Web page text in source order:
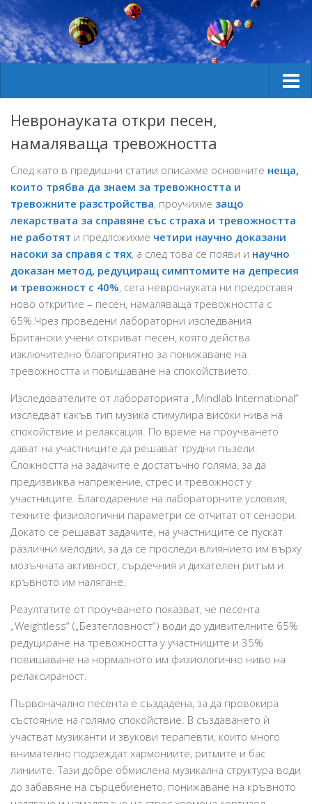
Принципи на работа
Предстоящо
Публикации
Фази и кризи в детското развитие
Взаимоотношения
Детските хистерии
Адаптация към детска градина, училище или нова среда.
Тийнейджърите-как да ги обичаме
Страхове и техники за преодоляване
Емоционална интелигентност и справяне с чувствата
Развод, загуба, раздяла.
Превод от детски
Вредни навици
Как да?…Полезно за родителите
Техники за самопомощ за деца и родители
Вдъхновяващи истории
Статии
Телевизия
Мои книги
Въпроси/Отговори
Отзиви
Адрес
Невронауката откри песен,
намаляваща тревожността
След като в предишни статии описахме основните неща,
които трябва да знаем за тревожността и
тревожните разстройства, проучихме защо
лекарствата за справяне със страха и тревожността
не работят и предложихме четири научно доказани
насоки за справя с тях, а след това се появи и научно
доказан метод, редуциращ симптомите на депресия
и тревожност с 40%, сега невронауката ни предоставя
ново откритие – песен, намаляваща тревожността с
65%.Чрез проведени лабораторни изследвания
Британски учени откриват песен, която действа
изключително благоприятно за понижаване на
тревожността и повишаване на спокойствието.
Изследователите от лабораторията „Mindlab International“
изследват какъв тип музика стимулира високи нива на
спокойствие и релаксация. По време на проучването
дават на участниците да решават трудни пъзели.
Сложността на задачите е достатъчно голяма, за да
предизвиква напрежение, стрес и тревожност у
участниците. Благодарение на лабораторните условия,
техните физиологични параметри се отчитат от сензори.
Докато се решават задачите, на участниците се пускат
различни мелодии, за да се проследи влиянието им върху
мозъчната активност, сърдечния и дихателен ритъм и
кръвното им налягане.
Резултатите от проучването показват, че песента
„Weightless“ („Безтегловност“) води до удивителните 65%
редуциране на тревожността у участниците и 35%
повишаване на нормалното им физиологично ниво на
релаксираност.
Първоначално песента е създадена, за да провокира
състояние на голямо спокойствие. В създаването ѝ
участват музиканти и звукови терапевти, които много
внимателно подреждат хармониите, ритмите и бас
линиите. Тази добре обмислена музикална структура води
до забавяне на сърцебиенето, понижаване на кръвното